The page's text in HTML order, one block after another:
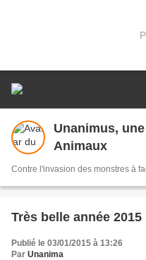
Unanimus,
Animaux
Contre l'invasion des monstres à
Très belle année 2015
Publié le 03/01/2015 à 13:26
Par Unanima